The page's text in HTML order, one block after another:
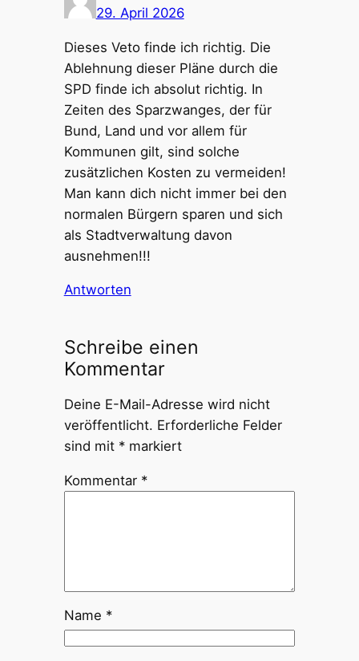
29. April 2026
Dieses Veto finde ich richtig. Die
Ablehnung dieser Pläne durch die
SPD finde ich absolut richtig. In
Zeiten des Sparzwanges, der für
Bund, Land und vor allem für
Kommunen gilt, sind solche
zusätzlichen Kosten zu vermeiden!
Man kann dich nicht immer bei den
normalen Bürgern sparen und sich
als Stadtverwaltung davon
ausnehmen!!!
Antworten
Schreibe einen
Kommentar
Deine E-Mail-Adresse wird nicht
veröffentlicht. Erforderliche Felder
sind mit *markiert
Kommentar *
Name *